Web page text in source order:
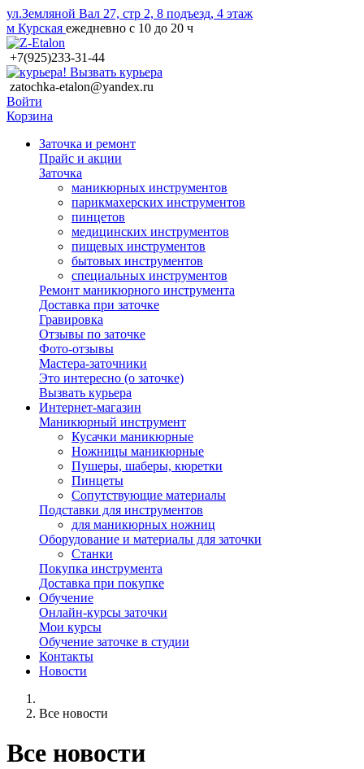
ул.Земляной Вал 27, стр 2, 8 подъезд, 4 этаж
м Курская ежедневно с 10 до 20 ч
+7(925)233-31-44
Вызвать курьера
zatochka-etalon@yandex.ru
Войти
Корзина
Заточка и ремонт
Прайс и акции
Заточка
маникюрных инструментов
парикмахерских инструментов
пинцетов
медицинских инструментов
пищевых инструментов
бытовых инструментов
специальных инструментов
Ремонт маникюрного инструмента
Доставка при заточке
Гравировка
Отзывы по заточке
Фото-отзывы
Мастера-заточники
Это интересно (о заточке)
Вызвать курьера
Интернет-магазин
Маникюрный инструмент
Кусачки маникюрные
Ножницы маникюрные
Пушеры, шаберы, кюретки
Пинцеты
Сопутствующие материалы
Подставки для инструментов
для маникюрных ножниц
Оборудование и материалы для заточки
Станки
Покупка инструмента
Доставка при покупке
Обучение
Онлайн-курсы заточки
Мои курсы
Обучение заточке в студии
Контакты
Новости
Все новости
Все новости